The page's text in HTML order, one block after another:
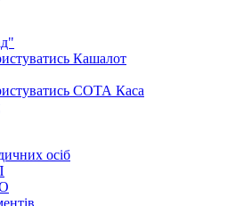
Кашалот
СОТА Каса
осіб